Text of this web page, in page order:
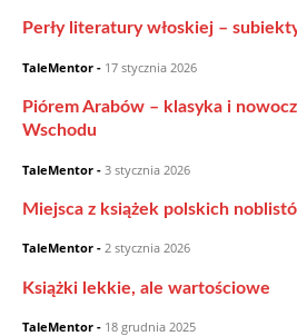
Perły literatury włoskiej –
TaleMentor - 17 stycznia 2026
Piórem Arabów – klasyka i
Wschodu
TaleMentor - 3 stycznia 2026
Miejsca z książek polskich
TaleMentor - 2 stycznia 2026
Książki lekkie, ale wartościowe
TaleMentor - 18 grudnia 2025